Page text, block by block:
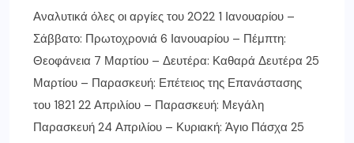
Αναλυτικά όλες οι αργίες του 2022 1 Ιανουαρίου –
Σάββατο: Πρωτοχρονιά 6 Ιανουαρίου – Πέμπτη:
Θεοφάνεια 7 Μαρτίου – Δευτέρα: Καθαρά Δευτέρα 25
Μαρτίου – Παρασκευή: Επέτειος της Επανάστασης
του 1821 22 Απριλίου – Παρασκευή: Μεγάλη
Παρασκευή 24 Απριλίου – Κυριακή: Άγιο Πάσχα 25